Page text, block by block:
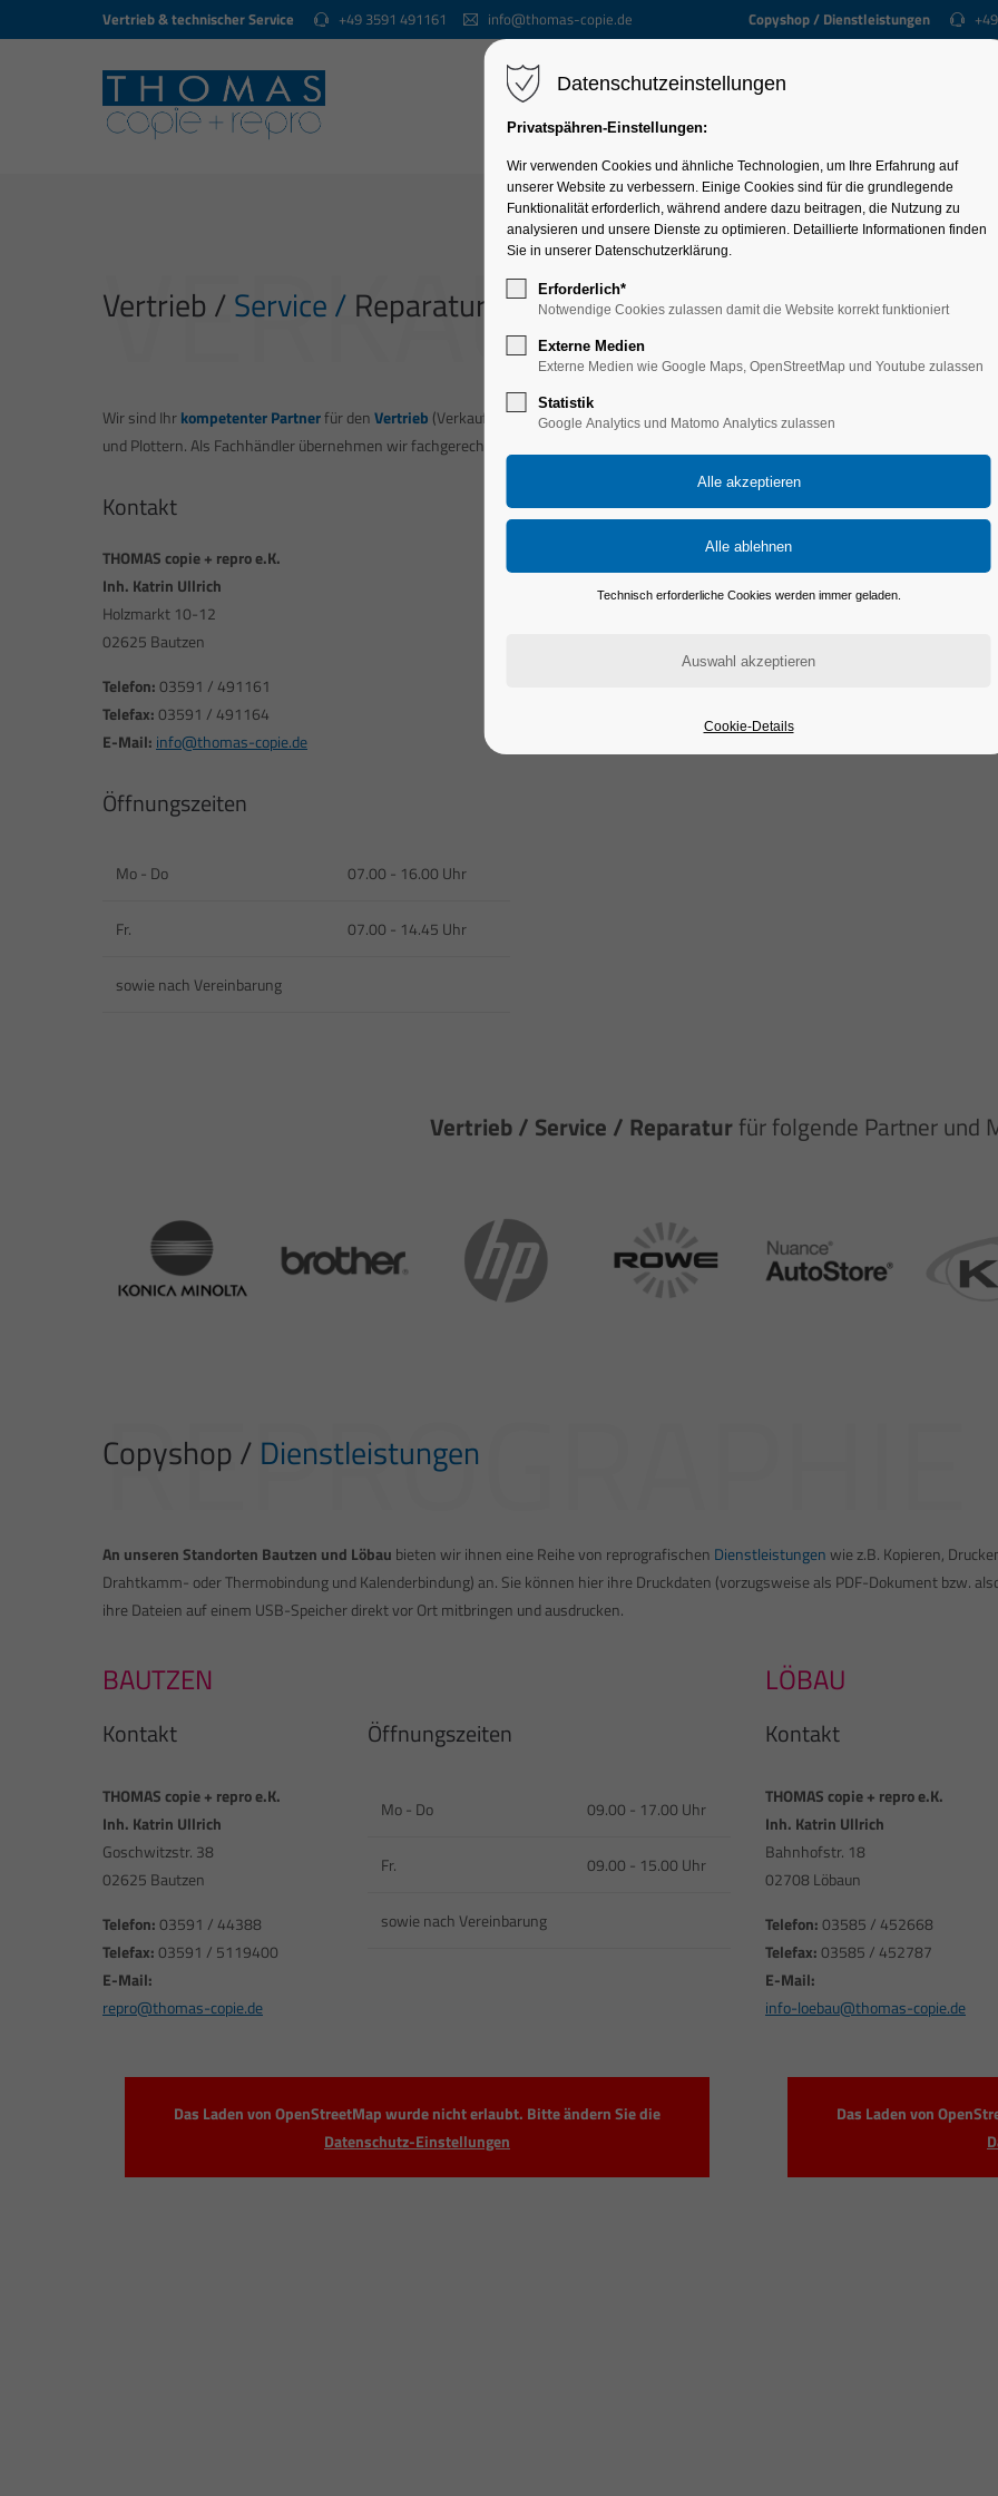
Vertrieb & technischer Service +49 3591 491161 info@thomas-copie.de Copyshop / Dienstleistungen +49
Home Vertrieb & Service
VERKAUF /
Vertrieb /Service / Reparatur
Wir sind Ihrkompetenter Partnerfür denVertrieb (Verkauf / Miete / Mietkauf / Leasing) undtechnischen Service
professioneller
und Plottern. Als Fachhändler übernehmen wir fachgerechte Reparatur- und Wartungsarbeiten. Ergänzend bieten wir Ihnen Original-
Kontakt
THOMAS copie + repro e.K.
Inh. Katrin Ullrich
Holzmarkt 10-12
02625 Bautzen
Telefon:03591 / 491161
Telefax:03591 / 491164
E-Mail: info@thomas-copie.de
Öffnungszeiten
Mo - Do 07.00 - 16.00 Uhr
Fr. 07.00 - 14.45 Uhr
sowie nach Vereinbarung
Das Laden von OpenStreetMap wurde nicht erlaubt.
Vertrieb / Service / Reparaturfür folgende Partner und
REPROGRAPHIE
Copyshop / Dienstleistungen
An unseren Standorten Bautzen und Löbau bieten wir ihnen eine Reihe von reprografischen Dienstleistungenwie z.B. Kopieren,
Drahtkamm- oder Thermobindung und Kalenderbindung) an. Sie können hier ihre Druckdaten (vorzugsweise als PDF-Dokument bzw.
ihre Dateien auf einem USB-Speicher direkt vor Ort mitbringen und ausdrucken.
BAUTZEN
Kontakt
THOMAS copie + repro e.K.
Inh. Katrin Ullrich
Goschwitzstr. 38
02625 Bautzen
Telefon:03591 / 44388
Telefax:03591 / 5119400
E-Mail:
repro@thomas-copie.de
Öffnungszeiten
Mo - Do 09.00 - 17.00 Uhr
Fr. 09.00 - 15.00 Uhr
sowie nach Vereinbarung
Das Laden von OpenStreetMap wurde nicht erlaubt. Bitte ändern Sie die
Datenschutz-Einstellungen
LÖBAU
Kontakt
THOMAS copie + repro e.K.
Inh. Katrin Ullrich
Bahnhofstr. 18
02708 Löbaun
Telefon:03585 / 452668
Telefax:03585 / 452787
E-Mail:
info-loebau@thomas-copie.de
Das Laden von
Datenschutzeinstellungen
Privatspähren-Einstellungen:
Wir verwenden Cookies und ähnliche Technologien, um Ihre Erfahrung auf
unserer Website zu verbessern. Einige Cookies sind für die grundlegende
Funktionalität erforderlich, während andere dazu beitragen, die Nutzung zu
analysieren und unsere Dienste zu optimieren. Detaillierte Informationen finden
Sie in unserer Datenschutzerklärung.
Erforderlich*
Notwendige Cookies zulassen damit die Website korrekt funktioniert
Externe Medien
Externe Medien wie Google Maps, OpenStreetMap und Youtube zulassen
Statistik
Google Analytics und Matomo Analytics zulassen
Technisch erforderliche Cookies werden immer geladen.
Cookie-Details